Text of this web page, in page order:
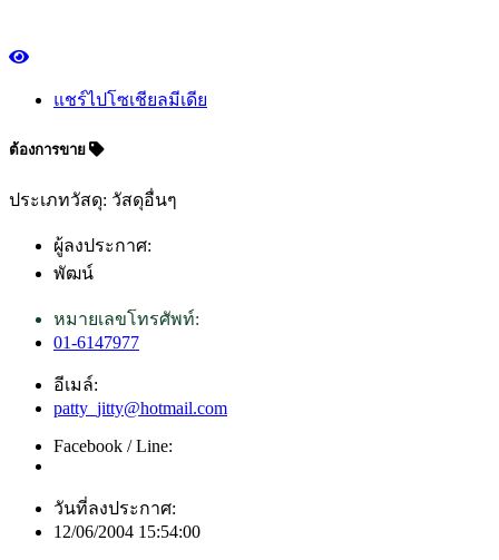
แชร์ไปโซเชียลมีเดีย
ต้องการขาย
ประเภทวัสดุ: วัสดุอื่นๆ
ผู้ลงประกาศ:
พัฒน์
หมายเลขโทรศัพท์:
01-6147977
อีเมล์:
patty_jitty@hotmail.com
Facebook / Line:
วันที่ลงประกาศ:
12/06/2004 15:54:00